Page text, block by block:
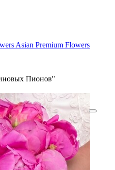
Asian Premium Flowers
Пионов"